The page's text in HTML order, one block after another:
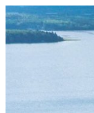
Siirry
sisältöön